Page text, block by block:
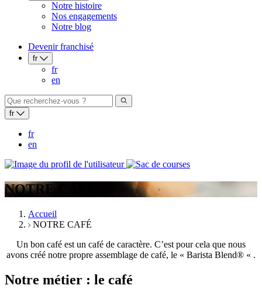
Notre histoire
Nos engagements
Notre blog
Devenir franchisé
fr
fr
en
fr
fr
en
NOTRE CAFÉ
Accueil
NOTRE CAFÉ
Un bon café est un café de caractère. C’est pour cela que nous
avons créé notre propre assemblage de café, le « Barista Blend® « .
Notre métier : le café